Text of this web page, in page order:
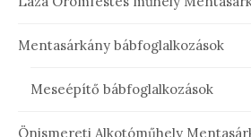
Mentasárkány bábfoglalkozások
Meseépítő bábfoglalkozások
Önismereti Alkotóműhely